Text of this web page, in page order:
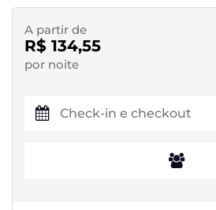
A partir de
R$ 134,55
por noite